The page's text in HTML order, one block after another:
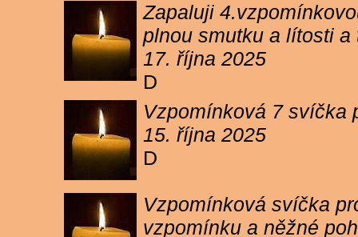
Zapaluji
plnou smutku a lítosti
17. října 2025
D
Vzpomínková 7 svíčka
15. října 2025
D
Vzpomínková svíčka
vzpomínku a něžné